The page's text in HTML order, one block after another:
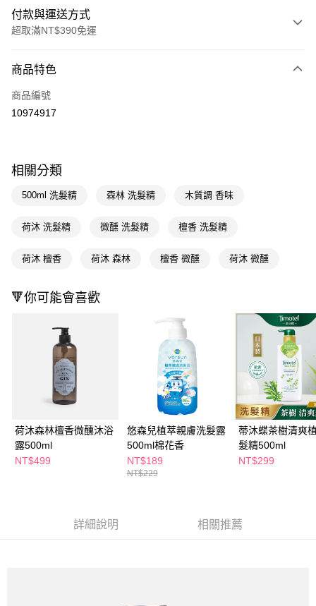
付款與運送方式
超取滿NT$390免運
POYA支付
信用卡一次付款
悠遊付
Google Pay
相關說明
AFTEE先享後付是「在收到商品之後才付款」的支付方式。 讓您購物簡單
便利好安心！
１．簡單：不需註冊會員、不需綁卡、不需儲值。
２．便利：只要手機號碼，簡訊認證，即可結帳。
３．安心：先確認商品／服務後，再付款。
１．於結帳方式選擇「AFTEE先享後付」後，將跳轉至「AFTEE先享後付」
結帳頁面，進行簡訊認證並確認金額後，即可完成結帳。
２．訂單成立數日內，您將收到繳費通知簡訊。
３．收到繳費通知簡訊後14天內，點擊此簡訊中的連結，可透過四大超商／
ATM／網路銀行／等多元方式進行付款，方視為交易完成。
※ 交易是否成功請以「AFTEE先享後付 」之結帳頁面顯示為準，若有關於
運送方式
全家取貨付款
每筆NT$65，滿NT$390(含以上)免運費
付款後全家取貨
每筆NT$65，滿NT$390(含以上)免運費
付款後萊爾富取貨
商品特色
商品編號
10974917
相關分類
500ml 洗髮精 森林 洗髮精 木質調 香味
荷沐 洗髮精 微醺 洗髮精 檀香 洗髮精
荷沐 檀香 荷沐 森林 檀香 微醺 荷沐 微醺
🔻你可能會喜歡
荷沐森林檀香微醺沐浴
露500ml
NT$499
悠森兒植萃親膚洗髮露
500ml棉花香
NT$189
NT$229
蒂沐蝶茶樹清爽
髮精500ml
NT$299
詳細說明 相關推薦